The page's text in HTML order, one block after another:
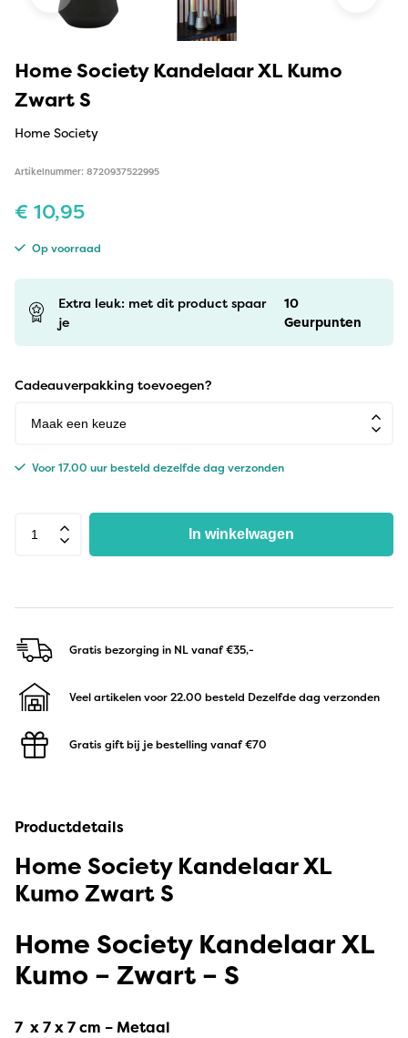
Home Society Kandelaar XL Kumo
Zwart S
Home Society
Artikelnummer: 8720937522995
€ 10,95
Op voorraad
Extra leuk: met dit product spaar
je
10
Geurpunten
Cadeauverpakking toevoegen?
Voor 17.00 uur besteld dezelfde dag verzonden
In winkelwagen
Gratis bezorging in NLvanaf €35,-
Veel artikelen voor 22.00 besteld Dezelfde dag verzonden
Gratis gift bij je bestelling vanaf €70
Productdetails
Home Society Kandelaar XL
Kumo Zwart S
Home Society Kandelaar XL
Kumo – Zwart – S
7 x 7 x 7 cm – Metaal